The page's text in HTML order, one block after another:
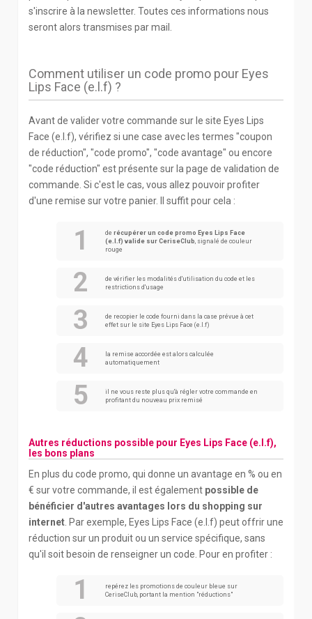
s'inscrire à la newsletter. Toutes ces informations nous
seront alors transmises par mail.
Comment utiliser un code promo pour Eyes
Lips Face (e.l.f) ?
Avant de valider votre commande sur le site Eyes Lips
Face (e.l.f), vérifiez si une case avec les termes "coupon
de réduction", "code promo", "code avantage" ou encore
"code réduction" est présente sur la page de validation de
commande. Si c'est le cas, vous allez pouvoir profiter
d'une remise sur votre panier. Il suffit pour cela :
de récupérer un code promo Eyes Lips Face
(e.l.f) valide sur CeriseClub, signalé de couleur
rouge
de vérifier les modalités d'utilisation du code et les
restrictions d'usage
de recopier le code fourni dans la case prévue à cet
effet sur le site Eyes Lips Face (e.l.f)
la remise accordée est alors calculée
automatiquement
il ne vous reste plus qu'à régler votre commande en
profitant du nouveau prix remisé
Autres réductions possible pour Eyes Lips Face (e.l.f),
les bons plans
En plus du code promo, qui donne un avantage en % ou en
€ sur votre commande, il est également possible de
bénéficier d'autres avantages lors du shopping sur
internet. Par exemple, Eyes Lips Face (e.l.f) peut offrir une
réduction sur un produit ou un service spécifique, sans
qu'il soit besoin de renseigner un code. Pour en profiter :
repérez les promotions de couleur bleue sur
CeriseClub, portant la mention "réductions"